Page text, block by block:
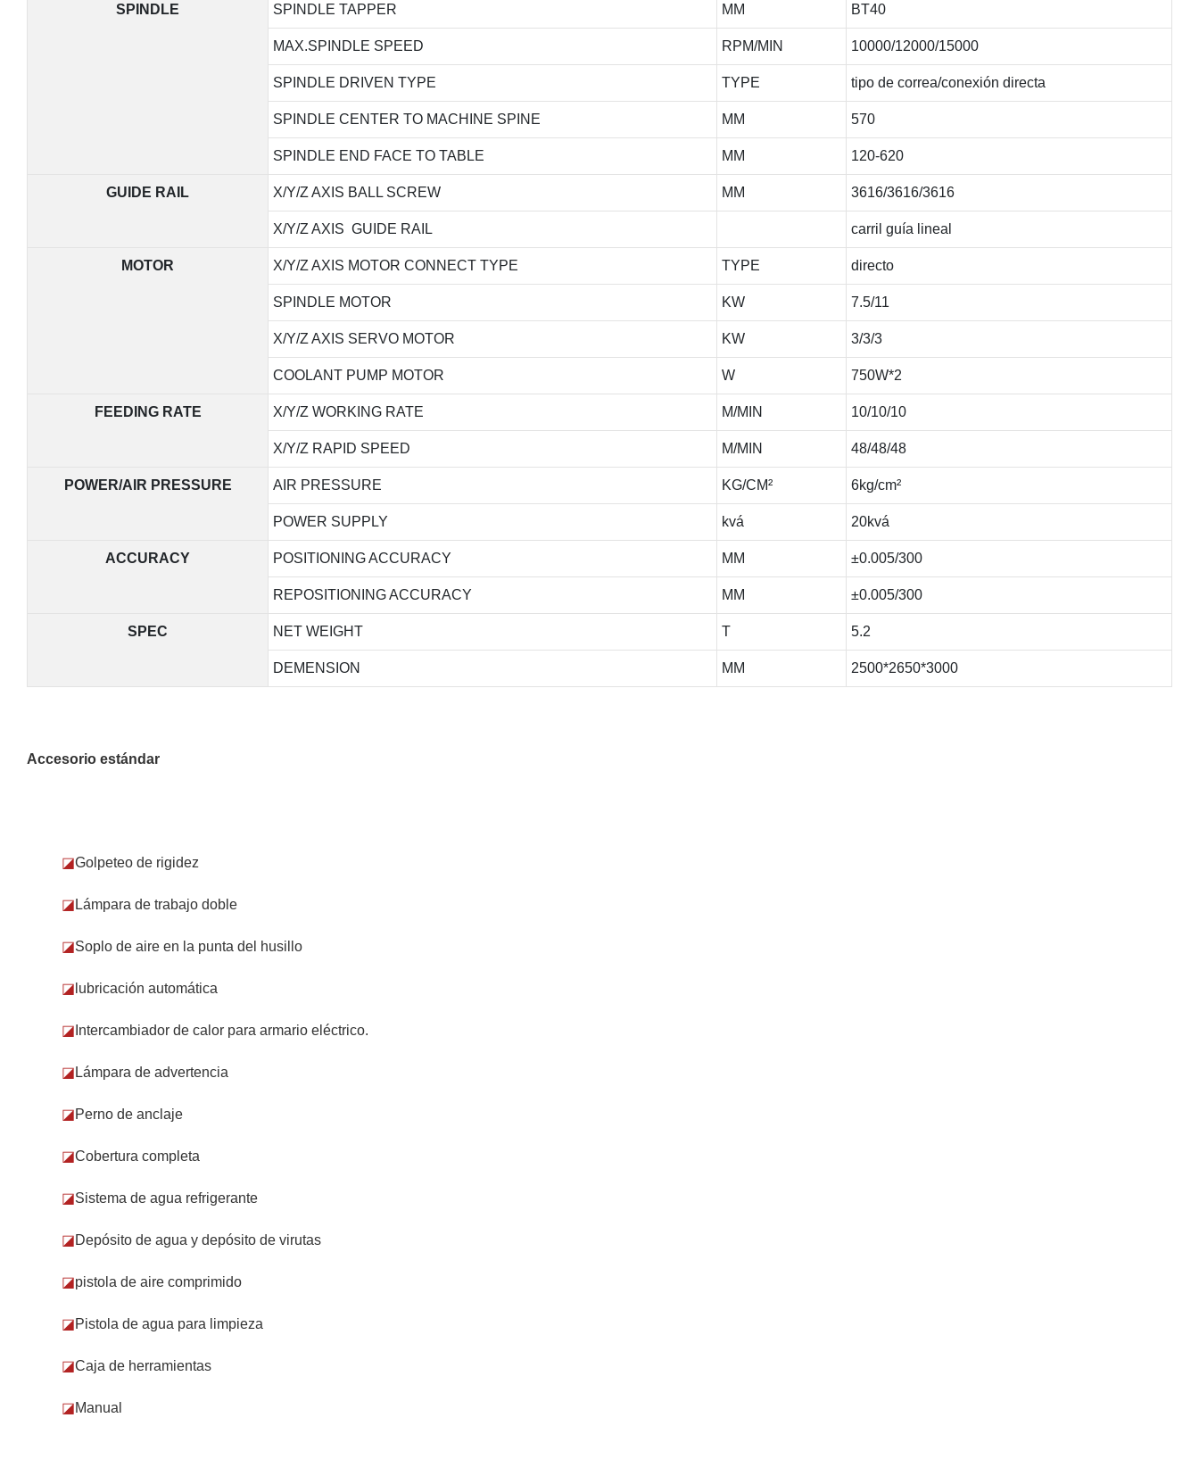
SPINDLE SPINDLE TAPPER MM BT40
MAX.SPINDLE SPEED RPM/MIN 10000/12000/15000
SPINDLE DRIVEN TYPE TYPE tipo de correa/conexión directa
SPINDLE CENTER TO MACHINE SPINE MM 570
SPINDLE END FACE TO TABLE MM 120-620
GUIDE RAIL X/Y/Z AXIS BALL SCREW MM 3616/3616/3616
X/Y/Z AXIS GUIDE RAIL carril guía lineal
MOTOR X/Y/Z AXIS MOTOR CONNECT TYPE TYPE directo
SPINDLE MOTOR KW 7.5/11
X/Y/Z AXIS SERVO MOTOR KW 3/3/3
COOLANT PUMP MOTOR W 750W*2
FEEDING RATE X/Y/Z WORKING RATE M/MIN 10/10/10
X/Y/Z RAPID SPEED M/MIN 48/48/48
POWER/AIR PRESSURE AIR PRESSURE KG/CM² 6kg/cm²
POWER SUPPLY kvá 20kvá
ACCURACY POSITIONING ACCURACY MM ±0.005/300
REPOSITIONING ACCURACY MM ±0.005/300
SPEC NET WEIGHT T 5.2
DEMENSION MM 2500*2650*3000
Accesorio estándar
◪Golpeteo de rigidez
◪ Lámpara de trabajo doble
◪Soplo de aire en la punta del husillo
◪ lubricación automática
◪ Intercambiador de calor para armario eléctrico.
◪ Lámpara de advertencia
◪Perno de anclaje
◪Cobertura completa
◪Sistema de agua refrigerante
◪Depósito de agua y depósito de virutas
◪pistola de aire comprimido
◪Pistola de agua para limpieza
◪Caja de herramientas
◪Manual